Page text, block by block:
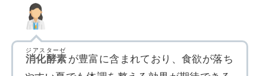
消化酵素
ジアスターゼ
が豊富に含まれており、食欲が落ち